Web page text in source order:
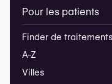
Pour les patients
Finder de traitements
A-Z
Villes